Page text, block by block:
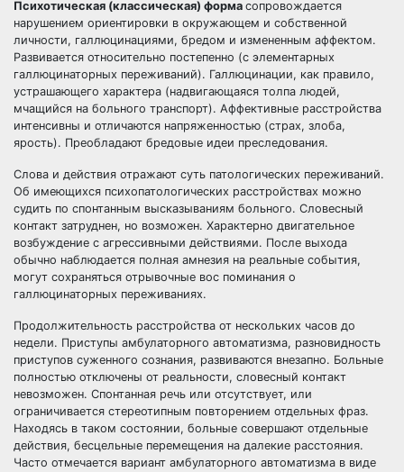
Психотическая (классическая) форма сопровождается
нарушением ориентировки в окружающем и собственной
личности, галлюцинациями, бредом и измененным аффектом.
Развивается относительно постепенно (с элементарных
галлюцинаторных переживаний). Галлюцинации, как правило,
устрашающего характера (надвигающаяся толпа людей,
мчащийся на больного транспорт). Аффективные расстройства
интенсивны и отличаются напряженностью (страх, злоба,
ярость). Преобладают бредовые идеи преследования.
Слова и действия отражают суть патологических переживаний.
Об имеющихся психопатологических расстройствах можно
судить по спонтанным высказываниям больного. Словесный
контакт затруднен, но возможен. Характерно двигательное
возбуждение с агрессивными действиями. После выхода
обычно наблюдается полная амнезия на реальные события,
могут сохраняться отрывочные вос поминания о
галлюцинаторных переживаниях.
Продолжительность расстройства от нескольких часов до
недели. Приступы амбулаторного автоматизма, разновидность
приступов суженного сознания, развиваются внезапно. Больные
полностью отключены от реальности, словесный контакт
невозможен. Спонтанная речь или отсутствует, или
ограничивается стереотипным повторением отдельных фраз.
Находясь в таком состоянии, больные совершают отдельные
действия, бесцельные перемещения на далекие расстояния.
Часто отмечается вариант амбулаторного автоматизма в виде